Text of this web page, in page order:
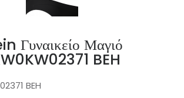
Γυναικείο Μαγιό
BEH
BEH